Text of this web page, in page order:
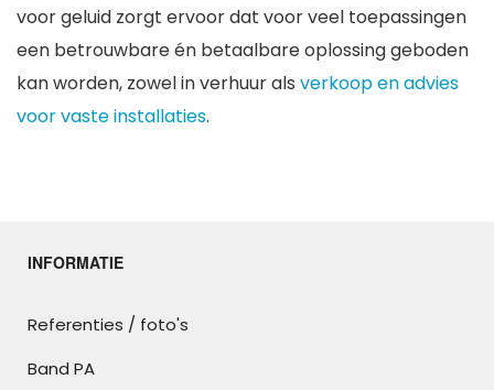
voor geluid zorgt ervoor dat voor veel toepassingen
een betrouwbare én betaalbare oplossing geboden
kan worden, zowel in verhuur als verkoop en advies
voor vaste installaties.
INFORMATIE
Referenties / foto's
Band PA